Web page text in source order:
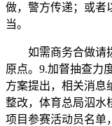
做，警方传递；或者
当。
如需商务合做请拨
原点。9.加督抽查力
方案提出，相关消息
整改，体育总局泅水
项目参赛活动员名单